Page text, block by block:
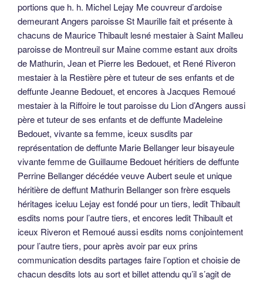
portions que h. h. Michel Lejay Me couvreur d’ardoise
demeurant Angers paroisse St Maurille fait et présente à
chacuns de Maurice Thibault lesné mestaier à Saint Malleu
paroisse de Montreuil sur Maine comme estant aux droits
de Mathurin, Jean et Pierre les Bedouet, et René Riveron
mestaier à la Restière père et tuteur de ses enfants et de
deffunte Jeanne Bedouet, et encores à Jacques Remoué
mestaier à la Riffoire le tout paroisse du Lion d’Angers aussi
père et tuteur de ses enfants et de deffunte Madeleine
Bedouet, vivante sa femme, iceux susdits par
représentation de deffunte Marie Bellanger leur bisayeule
vivante femme de Guillaume Bedouet héritiers de deffunte
Perrine Bellanger décédée veuve Aubert seule et unique
héritière de deffunt Mathurin Bellanger son frère esquels
héritages iceluu Lejay est fondé pour un tiers, ledit Thibault
esdits noms pour l’autre tiers, et encores ledit Thibault et
iceux Riveron et Remoué aussi esdits noms conjointement
pour l’autre tiers, pour après avoir par eux prins
communication desdits partages faire l’option et choisie de
chacun desdits lots au sort et billet attendu qu’il s’agit de